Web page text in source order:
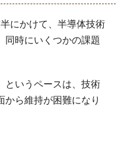
にかけて、半導体技術
同時にいくつかの課題
というペースは、技術
から維持が困難になり